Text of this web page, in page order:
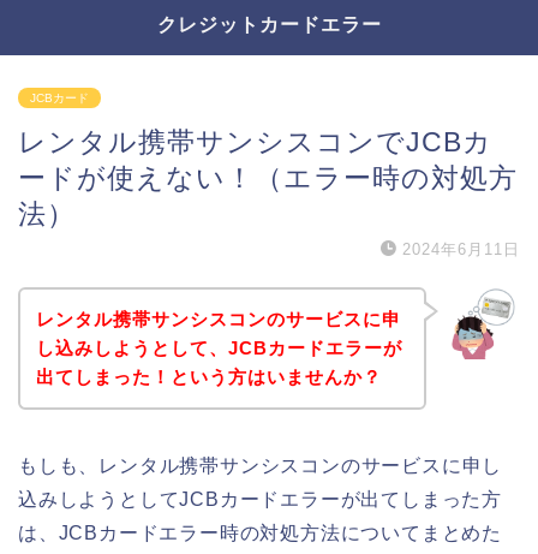
クレジットカードエラー
JCBカード
レンタル携帯サンシスコンでJCBカ
ードが使えない！（エラー時の対処方
法）
2024年6月11日
レンタル携帯サンシスコンのサービスに申
し込みしようとして、JCBカードエラーが
出てしまった！という方はいませんか？
もしも、レンタル携帯サンシスコンのサービスに申し
込みしようとしてJCBカードエラーが出てしまった方
は、JCBカードエラー時の対処方法についてまとめた